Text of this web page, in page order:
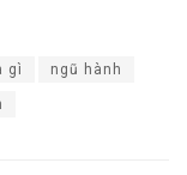
gì ngũ hành